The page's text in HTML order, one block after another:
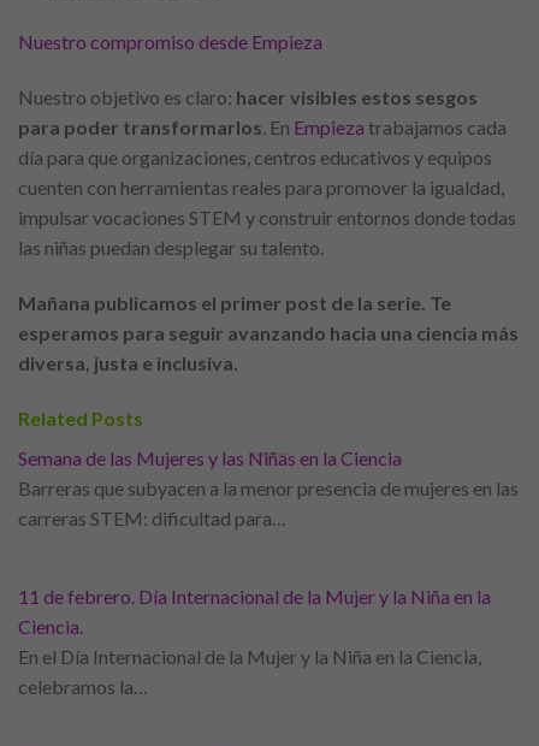
Nuestro compromiso desde Empieza
Nuestro objetivo es claro: hacer visibles estos sesgos
para poder transformarlos. En Empieza trabajamos cada
día para que organizaciones, centros educativos y equipos
cuenten con herramientas reales para promover la igualdad,
impulsar vocaciones STEM y construir entornos donde todas
las niñas puedan desplegar su talento.
Mañana publicamos el primer post de la serie. Te
esperamos para seguir avanzando hacia una ciencia más
diversa, justa e inclusiva.
Related Posts
Semana de las Mujeres y las Niñas en la Ciencia
Barreras que subyacen a la menor presencia de mujeres en las
carreras STEM: dificultad para…
11 de febrero. Día Internacional de la Mujer y la Niña en la
Ciencia.
En el Día Internacional de la Mujer y la Niña en la Ciencia,
celebramos la…